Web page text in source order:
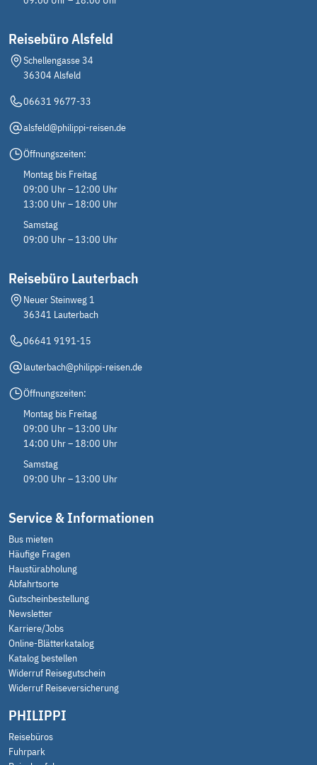
Reisebüro Alsfeld
Schellengasse 34
36304 Alsfeld
06631 9677-33
alsfeld@philippi-reisen.de
Öffnungszeiten:
Montag bis Freitag
09:00 Uhr – 12:00 Uhr
13:00 Uhr – 18:00 Uhr
Samstag
09:00 Uhr – 13:00 Uhr
Reisebüro Lauterbach
Neuer Steinweg 1
36341 Lauterbach
06641 9191-15
lauterbach@philippi-reisen.de
Öffnungszeiten:
Montag bis Freitag
09:00 Uhr – 13:00 Uhr
14:00 Uhr – 18:00 Uhr
Samstag
09:00 Uhr – 13:00 Uhr
Service & Informationen
Bus mieten
Häufige Fragen
Haustürabholung
Abfahrtsorte
Gutscheinbestellung
Newsletter
Karriere/Jobs
Online-Blätterkatalog
Katalog bestellen
Widerruf Reisegutschein
Widerruf Reiseversicherung
PHILIPPI
Reisebüros
Fuhrpark